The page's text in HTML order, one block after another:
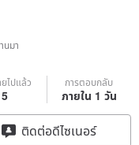
นมา
ไปแล้ว
5
การตอบกลับ
ภายใน 1 วัน
ติดต่อดีไซเนอร์